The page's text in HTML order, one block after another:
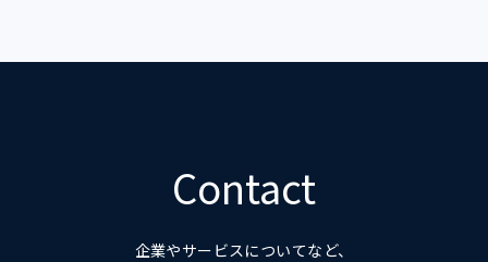
Contact
企業やサービスについてなど、